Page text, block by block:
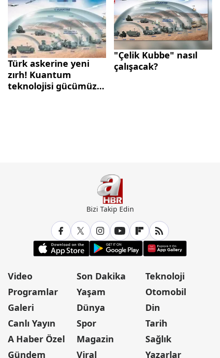
Türk askerine yeni
zırh! Kuantum
teknolojisi gücümüze
"Çelik Kubbe" nasıl
çalışacak?
Bizi Takip Edin
Video
Programlar
Galeri
Canlı Yayın
A Haber Özel
Gündem
Son Dakika
Yaşam
Dünya
Spor
Magazin
Viral
Teknoloji
Otomobil
Din
Tarih
Sağlık
Yazarlar